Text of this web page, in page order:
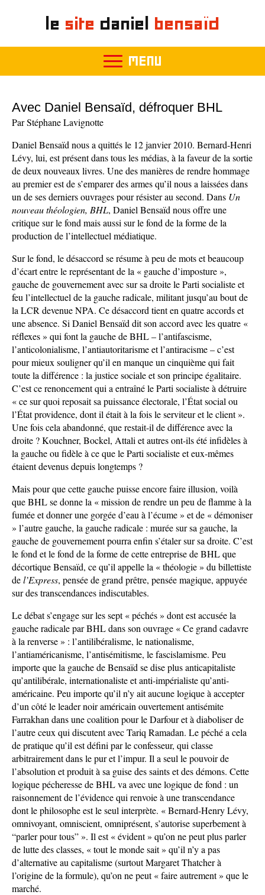
le site daniel bensaïd
MENU
Avec Daniel Bensaïd, défroquer BHL
Par Stéphane Lavignotte
Daniel Bensaïd nous a quittés le 12 janvier 2010. Bernard-Henri
Lévy, lui, est présent dans tous les médias, à la faveur de la sortie
de deux nouveaux livres. Une des manières de rendre hommage
au premier est de s’emparer des armes qu’il nous a laissées dans
un de ses derniers ouvrages pour résister au second. Dans Un
nouveau théologien, BHL, Daniel Bensaïd nous offre une
critique sur le fond mais aussi sur le fond de la forme de la
production de l’intellectuel médiatique.
Sur le fond, le désaccord se résume à peu de mots et beaucoup
d’écart entre le représentant de la « gauche d’imposture »,
gauche de gouvernement avec sur sa droite le Parti socialiste et
feu l’intellectuel de la gauche radicale, militant jusqu’au bout de
la LCR devenue NPA. Ce désaccord tient en quatre accords et
une absence. Si Daniel Bensaïd dit son accord avec les quatre «
réflexes » qui font la gauche de BHL – l’antifascisme,
l’anticolonialisme, l’antiautoritarisme et l’antiracisme – c’est
pour mieux souligner qu’il en manque un cinquième qui fait
toute la différence : la justice sociale et son principe égalitaire.
C’est ce renoncement qui a entraîné le Parti socialiste à détruire
« ce sur quoi reposait sa puissance électorale, l’État social ou
l’État providence, dont il était à la fois le serviteur et le client ».
Une fois cela abandonné, que restait-il de différence avec la
droite ? Kouchner, Bockel, Attali et autres ont-ils été infidèles à
la gauche ou fidèle à ce que le Parti socialiste et eux-mêmes
étaient devenus depuis longtemps ?
Mais pour que cette gauche puisse encore faire illusion, voilà
que BHL se donne la « mission de rendre un peu de flamme à la
fumée et donner une gorgée d’eau à l’écume » et de « démoniser
» l’autre gauche, la gauche radicale : murée sur sa gauche, la
gauche de gouvernement pourra enfin s’étaler sur sa droite. C’est
le fond et le fond de la forme de cette entreprise de BHL que
décortique Bensaïd, ce qu’il appelle la « théologie » du billettiste
del’Express, pensée de grand prêtre, pensée magique, appuyée
sur des transcendances indiscutables.
Le débat s’engage sur les sept « péchés » dont est accusée la
gauche radicale par BHL dans son ouvrage « Ce grand cadavre
à la renverse » : l’antilibéralisme, le nationalisme,
l’antiaméricanisme, l’antisémitisme, le fascislamisme. Peu
importe que la gauche de Bensaïd se dise plus anticapitaliste
qu’antilibérale, internationaliste et anti-impérialiste qu’anti-
américaine. Peu importe qu’il n’y ait aucune logique à accepter
d’un côté le leader noir américain ouvertement antisémite
Farrakhan dans une coalition pour le Darfour et à diaboliser de
l’autre ceux qui discutent avec Tariq Ramadan. Le péché a cela
de pratique qu’il est défini par le confesseur, qui classe
arbitrairement dans le pur et l’impur. Il a seul le pouvoir de
l’absolution et produit à sa guise des saints et des démons. Cette
logique pécheresse de BHL va avec une logique de fond : un
raisonnement de l’évidence qui renvoie à une transcendance
dont le philosophe est le seul interprète. « Bernard-Henry Lévy,
omnivoyant, omniscient, omniprésent, s’autorise superbement à
“parler pour tous” ». Il est « évident » qu’on ne peut plus parler
de lutte des classes, « tout le monde sait » qu’il n’y a pas
d’alternative au capitalisme (surtout Margaret Thatcher à
l’origine de la formule), qu’on ne peut « faire autrement » que le
marché.